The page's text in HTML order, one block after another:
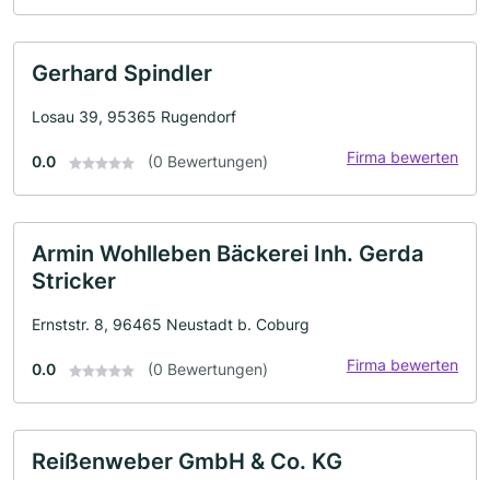
Gerhard Spindler
Losau 39, 95365 Rugendorf
0.0 (0 Bewertungen) Firma bewerten
Armin Wohlleben Bäckerei Inh. Gerda
Stricker
Ernststr. 8, 96465 Neustadt b. Coburg
0.0 (0 Bewertungen) Firma bewerten
Reißenweber GmbH & Co. KG